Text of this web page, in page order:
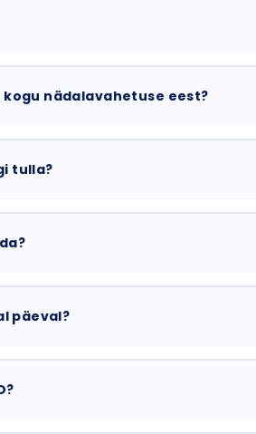
nädalavahetuse eest?
tulla?
päeval?